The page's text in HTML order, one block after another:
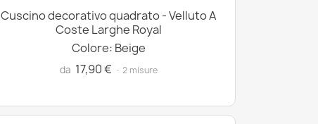
Cuscino decorativo quadrato - Velluto A
Coste Larghe Royal
Colore: Beige
da 17,90 € · 2 misure